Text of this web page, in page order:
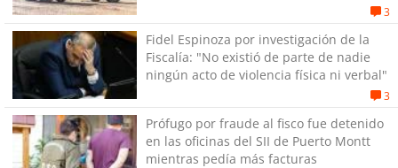
3
Fidel Espinoza por investigación de la
Fiscalía: "No existió de parte de nadie
ningún acto de violencia física ni verbal"
3
Prófugo por fraude al fisco fue detenido
en las oficinas del SII de Puerto Montt
mientras pedía más facturas